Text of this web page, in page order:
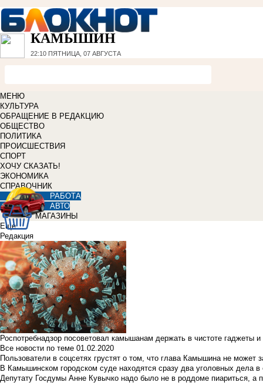
КАМЫШИН
22:10 ПЯТНИЦА, 07 АВГУСТА
МЕНЮ
КУЛЬТУРА
ОБРАЩЕНИЕ В РЕДАКЦИЮ
ОБЩЕСТВО
ПОЛИТИКА
ПРОИСШЕСТВИЯ
СПОРТ
ХОЧУ СКАЗАТЬ!
ЭКОНОМИКА
СПРАВОЧНИК
РАБОТА
АВТО
МАГАЗИНЫ
Еще
Редакция
Роспотребнадзор посоветовал камышанам держать в чистоте гаджеты
Все новости по теме 01.02.2020
Пользователи в соцсетях грустят о том, что глава Камышина не может
В Камышинском городском суде находятся сразу два уголовных дела
Депутату Госдумы Анне Кувычко надо было не в роддоме пиариться, а